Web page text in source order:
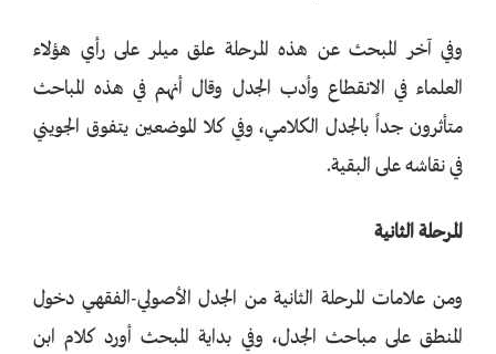
وفي آخر المبحث عن هذه المرحلة علق ميلر على رأي هؤلاء
العلماء في الانقطاع وأدب الجدل وقال أنهم في هذه المباحث
متأثرون جداً بالجدل الكلامي، وفي كلا الموضعين يتفوق الجويني
في نقاشه على البقية.
المرحلة الثانية
ومن علامات المرحلة الثانية من الجدل الأصولي-الفقهي دخول
المنطق على مباحث الجدل، وفي بداية المبحث أورد كلام ابن